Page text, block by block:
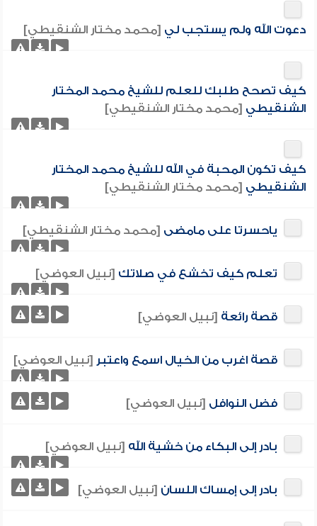
دعوت الله ولم يستجب لي [محمد مختار الشنقيطي]
كيف تصحح طلبك للعلم للشيخ محمد المختار
الشنقيطي [محمد مختار الشنقيطي]
كيف تكون المحبة في الله للشيخ محمد المختار
الشنقيطي [محمد مختار الشنقيطي]
ياحسرتا على مامضى [محمد مختار الشنقيطي]
تعلم كيف تخشع في صلاتك [نبيل العوضي]
قصة رائعة [نبيل العوضي]
قصة اغرب من الخيال اسمع واعتبر [نبيل العوضي]
فضل النوافل [نبيل العوضي]
بادر إلى البكاء من خشية الله [نبيل العوضي]
بادر إلى إمساك اللسان [نبيل العوضي]